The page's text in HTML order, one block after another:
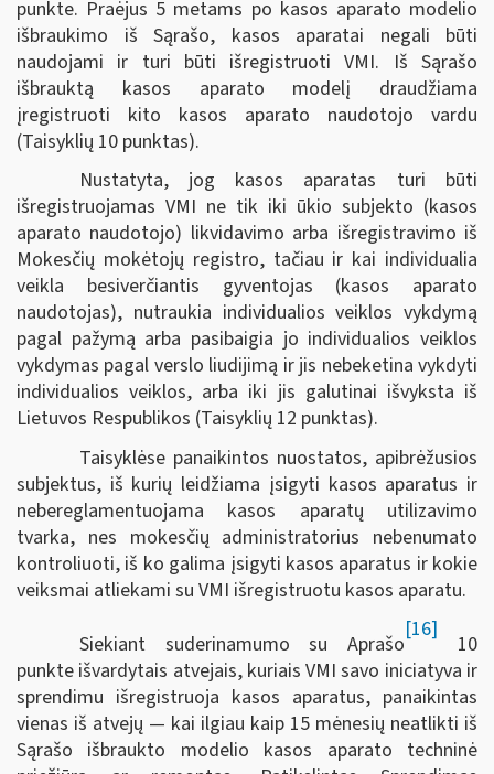
punkte. Praėjus 5 metams po kasos aparato modelio
išbraukimo iš Sąrašo, kasos aparatai negali būti
naudojami ir turi būti išregistruoti VMI. Iš Sąrašo
išbrauktą kasos aparato modelį draudžiama
įregistruoti kito kasos aparato naudotojo vardu
(Taisyklių 10 punktas).
Nustatyta, jog kasos aparatas turi būti
išregistruojamas VMI ne tik iki ūkio subjekto (kasos
aparato naudotojo) likvidavimo arba išregistravimo iš
Mokesčių mokėtojų registro, tačiau ir kai individualia
veikla besiverčiantis gyventojas (kasos aparato
naudotojas), nutraukia individualios veiklos vykdymą
pagal pažymą arba pasibaigia jo individualios veiklos
vykdymas pagal verslo liudijimą ir jis nebeketina vykdyti
individualios veiklos, arba iki jis galutinai išvyksta iš
Lietuvos Respublikos (Taisyklių 12 punktas).
Taisyklėse panaikintos nuostatos, apibrėžusios
subjektus, iš kurių leidžiama įsigyti kasos aparatus ir
nebereglamentuojama kasos aparatų utilizavimo
tvarka, nes mokesčių administratorius nebenumato
kontroliuoti, iš ko galima įsigyti kasos aparatus ir kokie
veiksmai atliekami su VMI išregistruotu kasos aparatu.
Siekiant suderinamumo su Aprašo
[16]
10
punkte išvardytais atvejais, kuriais VMI savo iniciatyva ir
sprendimu išregistruoja kasos aparatus, panaikintas
vienas iš atvejų — kai ilgiau kaip 15 mėnesių neatlikti iš
Sąrašo išbraukto modelio kasos aparato techninė